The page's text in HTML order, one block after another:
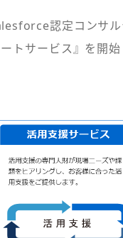
認定コンサル
トサービス』を開始